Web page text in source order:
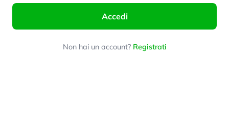
Accedi
Non hai un account? Registrati